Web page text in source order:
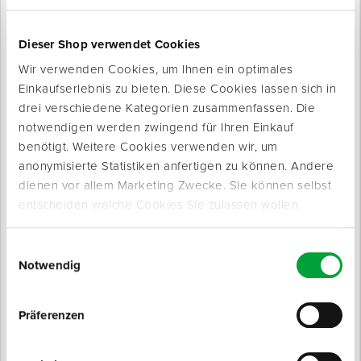
Dieser Shop verwendet Cookies
Wir verwenden Cookies, um Ihnen ein optimales
Einkaufserlebnis zu bieten. Diese Cookies lassen sich in
drei verschiedene Kategorien zusammenfassen. Die
notwendigen werden zwingend für Ihren Einkauf
benötigt. Weitere Cookies verwenden wir, um
anonymisierte Statistiken anfertigen zu können. Andere
dienen vor allem Marketing Zwecke. Sie können selbst
entscheiden welche Cookies Sie zulassen wollen.
Notwendig
Präferenzen
Produktinfo
Produktbeschreibung
Durchgängen.
nach oben leicht selbstklebend sind. Bei Betreten der Matte
Transportgeräten aufgenommen. Bei starker Verunreinigung